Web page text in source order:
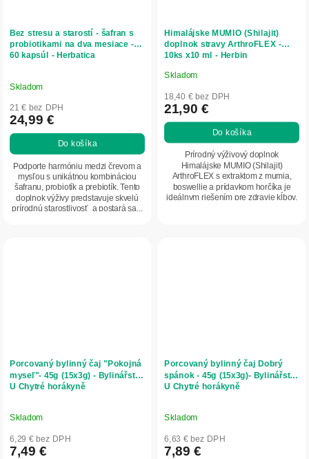
Bez stresu a starostí - šafran s
probiotikami na dva mesiace -
60 kapsúl - Herbatica
Skladom
21 € bez DPH
24,99 €
Do košíka
Podporte harmóniu medzi črevom a
mysľou s unikátnou kombináciou
šafranu, probiotík a prebiotík. Tento
doplnok výživy predstavuje skvelú
prírodnú starostlivosť a postará sa...
Himalájske MUMIO (Shilajit)
doplnok stravy ArthroFLEX -
10ks x10 ml - Herbin
Priemerné
hodnotenie
produktu
je
5,0
hviezdičiek.
Skladom
18,40 € bez DPH
21,90 €
Do košíka
Prírodný výživový doplnok
Himalájske MUMIO (Shilajit)
ArthroFLEX s extraktom z mumia,
boswellie a prídavkom horčíka je
ideálnym riešením pre zdravie kĺbov,
Porcovaný bylinný čaj "Pokojná
myseľ"- 45g (15x3g) - Bylinářství
U Chytré horákyně
Skladom
6,29 € bez DPH
7,49 €
Porcovaný bylinný čaj Dobrý
spánok - 45g (15x3g)- Bylinářství
U Chytré horákyně
Skladom
6,63 € bez DPH
7,89 €